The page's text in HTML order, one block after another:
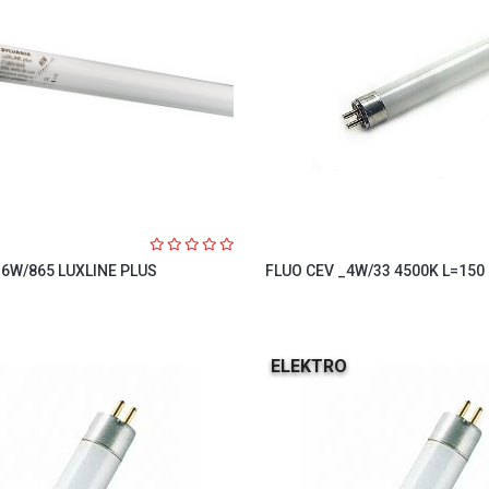
865 LUXLINE PLUS FLUO CEV _4W/33 4500K L=150
ELEKTRO